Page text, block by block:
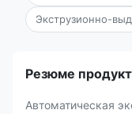
Экструзионно-
Резюме
Автоматическая